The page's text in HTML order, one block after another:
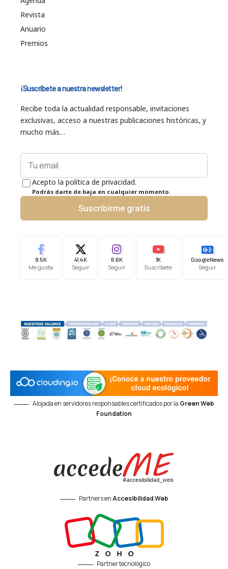
Revista
Anuario
Premios
¡Suscríbete a nuestra newsletter!
Recibe toda la actualidad responsable, invitaciones
exclusivas, acceso a nuestras publicaciones históricas, y
mucho más…
Acepto la política de privacidad.
Podrás darte de baja en cualquier momento.
Suscribirme gratis
9.5K
Me gusta
41.4K
Seguir
6.6K
Seguir
1K
Suscríbete
Google News
Seguir
Alojada en servidores responsables certificados por la Green Web
Foundation
Partners enAccesibilidad Web
Partner tecnológico